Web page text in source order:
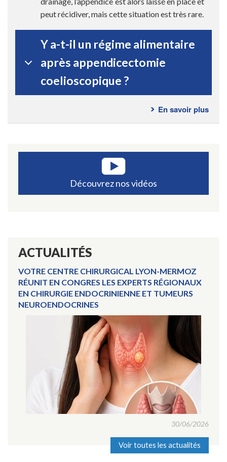
peut récidiver, mais cette situation est très rare.
Y a-t-il un régime alimentaire
après appendicectomie
coelioscopique ?
En savoir plussur
Découvrez nos vidéos
ACTUALITÉS
VOTRE CENTRE CHIRURGICAL LYON-MERMOZ
RÉUNIT EN CONGRES LES EXPERTS RÉGIONAUX
EN CHIRURGIE ENDOCRINIENNE ET TUMEURS
NEUROENDOCRINES
30/06/2026
Voir toutes les actualités